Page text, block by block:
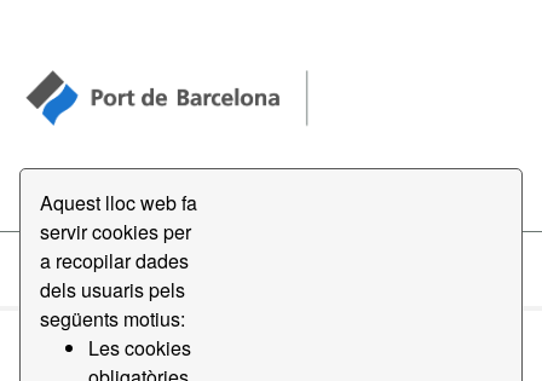
Aquest lloc web fa
servir cookies per
a recopilar dades
dels usuaris pels
següents motius:
Les cookies
Open Data
Datasets